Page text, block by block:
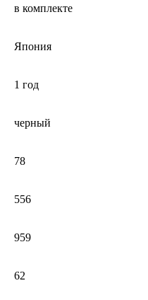
в комплекте
Япония
1 год
черный
78
556
959
62